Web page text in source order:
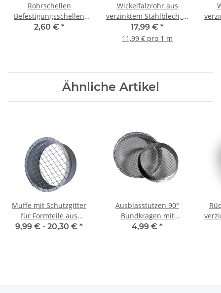
Rohrschellen
Befestigungsschellen
mit Gummieinlage DN
2,60 € *
Wickelfalzrohr aus
verzinktem Stahlblech, Ø
200 mm, 1,5 m, WFR
17,99 € *
11,99 € pro 1 m
Ähnliche Artikel
Muffe mit Schutzgitter
für Formteile aus
verzinktem Stahlblech, Ø
9,99 € - 20,30 € *
Ausblasstutzen 90°
Bundkragen mit
Schutzgitter, aus
4,99 € *